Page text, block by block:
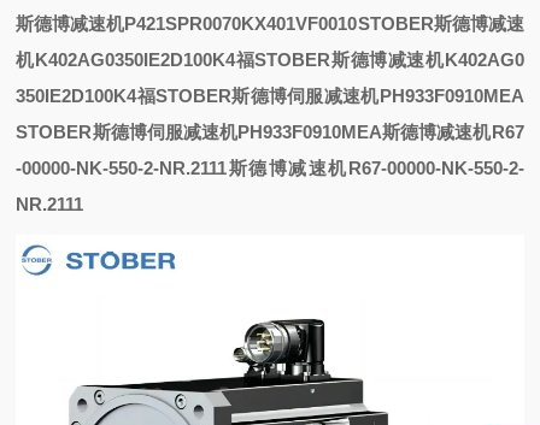
斯德博减速机P421SPR0070KX401VF0010STOBER斯德博减速
机K402AG0350IE2D100K4福STOBER斯德博减速机K402AG0
350IE2D100K4福STOBER斯德博伺服减速机PH933F0910MEA
STOBER斯德博伺服减速机PH933F0910MEA斯德博减速机R67
-00000-NK-550-2-NR.2111斯德博减速机R67-00000-NK-550-2-
NR.2111